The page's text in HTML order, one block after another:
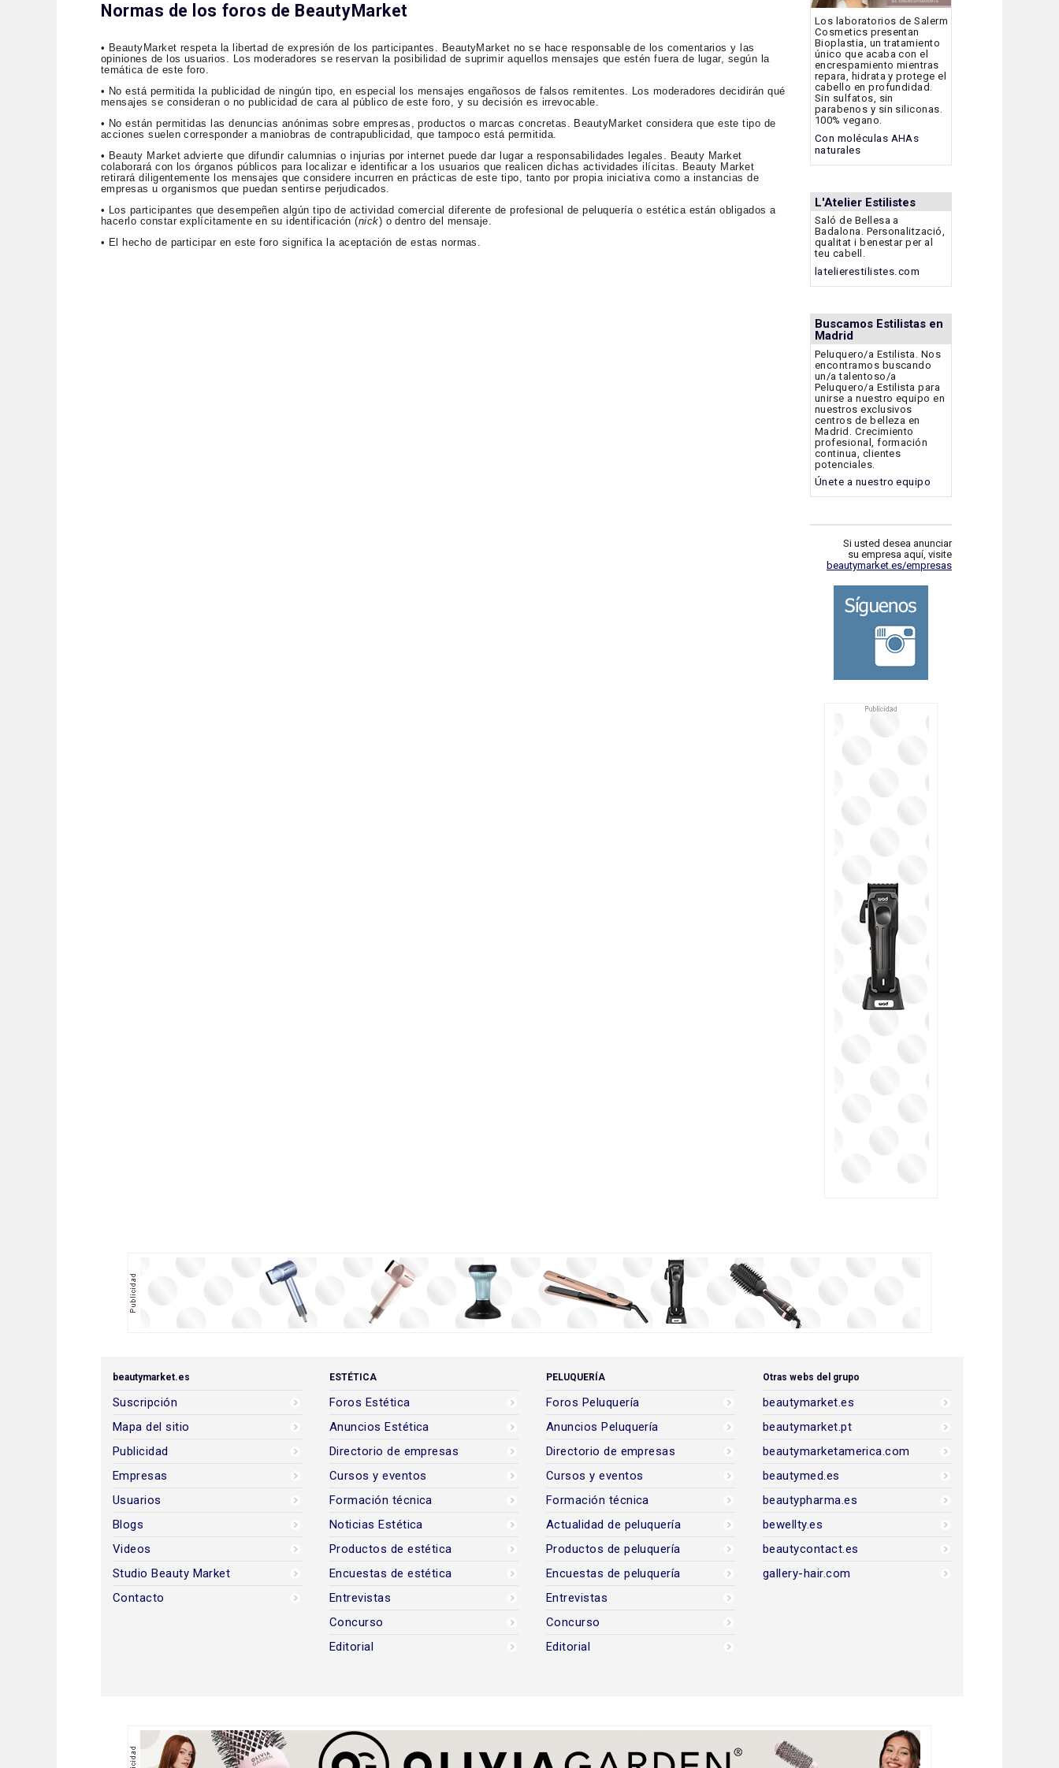
Normas de los foros de BeautyMarket
• BeautyMarket respeta la libertad de expresión de los participantes. BeautyMarket no se hace responsable de los comentarios y las
opiniones de los usuarios. Los moderadores se reservan la posibilidad de suprimir aquellos mensajes que estén fuera de lugar, según la
temática de este foro.
• No está permitida la publicidad de ningún tipo, en especial los mensajes engañosos de falsos remitentes. Los moderadores decidirán qué
mensajes se consideran o no publicidad de cara al público de este foro, y su decisión es irrevocable.
• No están permitidas las denuncias anónimas sobre empresas, productos o marcas concretas. BeautyMarket considera que este tipo de
acciones suelen corresponder a maniobras de contrapublicidad, que tampoco está permitida.
• Beauty Market advierte que difundir calumnias o injurias por internet puede dar lugar a responsabilidades legales. Beauty Market
colaborará con los órganos públicos para localizar e identificar a los usuarios que realicen dichas actividades ilícitas. Beauty Market
retirará diligentemente los mensajes que considere incurren en prácticas de este tipo, tanto por propia iniciativa como a instancias de
empresas u organismos que puedan sentirse perjudicados.
• Los participantes que desempeñen algún tipo de actividad comercial diferente de profesional de peluquería o estética están obligados a
hacerlo constar explícitamente en su identificación (nick) o dentro del mensaje.
• El hecho de participar en este foro significa la aceptación de estas normas.
Los laboratorios de Salerm
Cosmetics presentan
Bioplastia, un tratamiento
único que acaba con el
encrespamiento mientras
repara, hidrata y protege el
cabello en profundidad.
Sin sulfatos, sin
parabenos y sin siliconas.
100% vegano.
Con moléculas AHAs
naturales
L'Atelier Estilistes
Saló de Bellesa a
Badalona. Personalització,
qualitat i benestar per al
teu cabell.
latelierestilistes.com
Buscamos Estilistas en
Madrid
Peluquero/a Estilista. Nos
encontramos buscando
un/a talentoso/a
Peluquero/a Estilista para
unirse a nuestro equipo en
nuestros exclusivos
centros de belleza en
Madrid. Crecimiento
profesional, formación
continua, clientes
potenciales.
Únete a nuestro equipo
Si usted desea anunciar
su empresa aquí, visite
beautymarket.es/empresas
beautymarket.es
Suscripción
Mapa del sitio
Publicidad
Empresas
Usuarios
Blogs
Videos
Studio Beauty Market
Contacto
ESTÉTICA
Foros Estética
Anuncios Estética
Directorio de empresas
Cursos y eventos
Formación técnica
Noticias Estética
Productos de estética
Encuestas de estética
Entrevistas
Concurso
Editorial
PELUQUERÍA
Foros Peluquería
Anuncios Peluquería
Directorio de empresas
Cursos y eventos
Formación técnica
Actualidad de peluquería
Productos de peluquería
Encuestas de peluquería
Entrevistas
Concurso
Editorial
Otras webs del grupo
beautymarket.es
beautymarket.pt
beautymarketamerica.com
beautymed.es
beautypharma.es
bewellty.es
beautycontact.es
gallery-hair.com